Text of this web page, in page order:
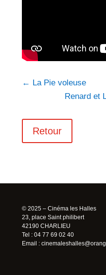
← La Pie voleuse
Renard et
Retour
© 2025 – Cinéma les Halles
23, place Saint philibert
42190 CHARLIEU
Tel : 04 77 69 02 40
Email :